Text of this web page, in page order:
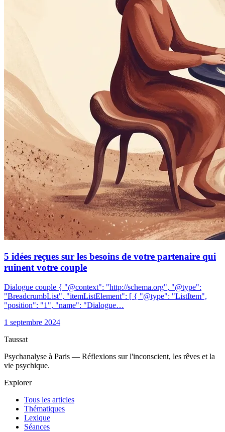
5 idées reçues sur les besoins de votre partenaire qui
ruinent votre couple
Dialogue couple { "@context": "http://schema.org", "@type":
"BreadcrumbList", "itemListElement": [ { "@type": "ListItem",
"position": "1", "name": "Dialogue…
1 septembre 2024
Taussat
Psychanalyse à Paris — Réflexions sur l'inconscient, les rêves et la
vie psychique.
Explorer
Tous les articles
Thématiques
Lexique
Séances